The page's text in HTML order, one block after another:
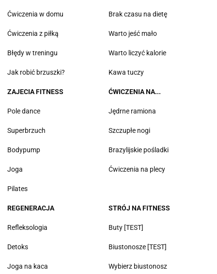
Ćwiczenia w domu
Ćwiczenia z piłką
Błędy w treningu
Jak robić brzuszki?
Brak czasu na dietę
Warto jeść mało
Warto liczyć kalorie
Kawa tuczy
ZAJECIA FITNESS
Pole dance
Superbrzuch
Bodypump
Joga
Pilates
ĆWICZENIA NA...
Jędrne ramiona
Szczupłe nogi
Brazylijskie pośladki
Ćwiczenia na plecy
REGENERACJA
Refleksologia
Detoks
Joga na kaca
STRÓJ NA FITNESS
Buty [TEST]
Biustonosze [TEST]
Wybierz biustonosz